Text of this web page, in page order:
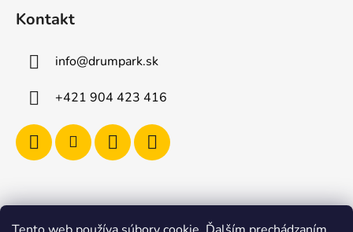
Kontakt
info@drumpark.sk
+421 904 423 416